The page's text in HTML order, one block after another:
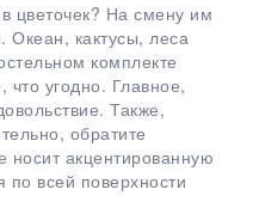
цветочек? На смену им
кактусы, леса
комплекте
угодно. Главное,
Также,
обратите
носит акцентированную
по всей поверхности